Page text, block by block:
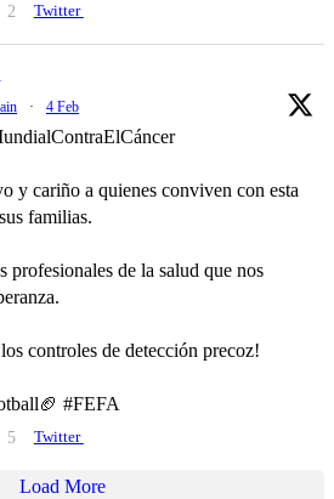
2 Twitter
· 4 Feb
y cariño a quienes conviven con esta
familias.
profesionales de la salud que nos
controles de detección precoz!
#FEFA
5 Twitter
Load More